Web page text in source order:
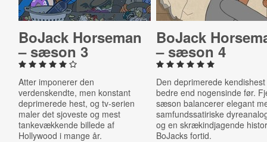
BoJack Horseman
– sæson 3
Atter imponerer den
verdenskendte, men konstant
deprimerede hest, og tv-serien
maler det sjoveste og mest
tankevækkende billede af
Hollywood i mange år.
BoJack
– sæson 4
Den deprimerede
bedre end nogensinde før.
sæson balancerer elegant
samfundssatiriske
og en skrækindjagende
BoJacks fortid.